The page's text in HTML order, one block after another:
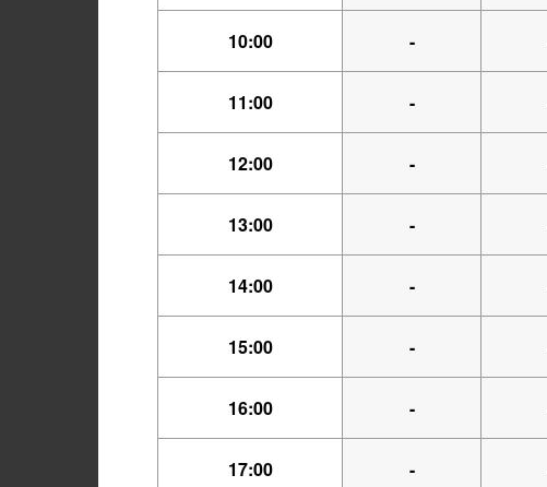
10:00 -
11:00 -
12:00 -
13:00 -
14:00 -
15:00 -
16:00 -
17:00 -